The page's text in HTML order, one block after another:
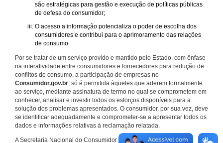
são estratégicas para gestão e execução de políticas públicas
de defesa do consumidor;
O acesso a informação potencializa o poder de escolha dos
consumidores e contribui para o aprimoramento das relações
de consumo.
Por se tratar de um serviço provido e mantido pelo Estado, com ênfase
na interatividade entre consumidores e fornecedores para redução de
conflitos de consumo, a participação de empresas no
Consumidor.gov.br, só é permitida àqueles que aderem formalmente
ao serviço, mediante assinatura de termo no qual se comprometem em
conhecer, analisar e investir todos os esforços disponíveis para a
solução dos problemas apresentados. O consumidor, por sua vez, deve
se identificar adequadamente e comprometer-se a apresentar todos os
dados e informações relativas à reclamação relatada.
A Secretaria Nacional do Consumidor do Ministério da Justiça é a